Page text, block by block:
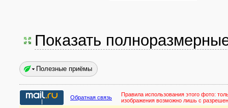
Показать
Полезные приёмы
Обратная связь Правила использования этого фото:
изображения возможно лишь с